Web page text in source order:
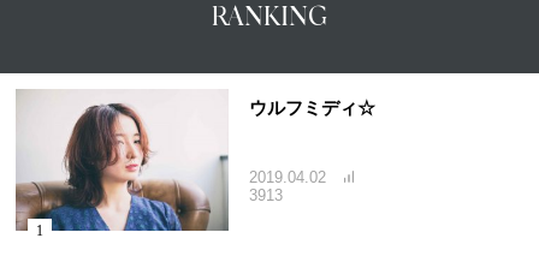
RANKING
ウルフミディ☆
2019.04.02
3913